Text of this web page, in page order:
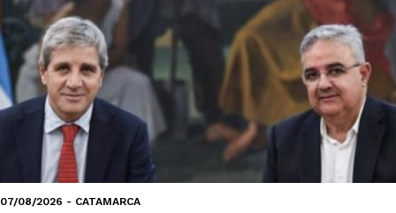
07/08/2026 - CATAMARCA